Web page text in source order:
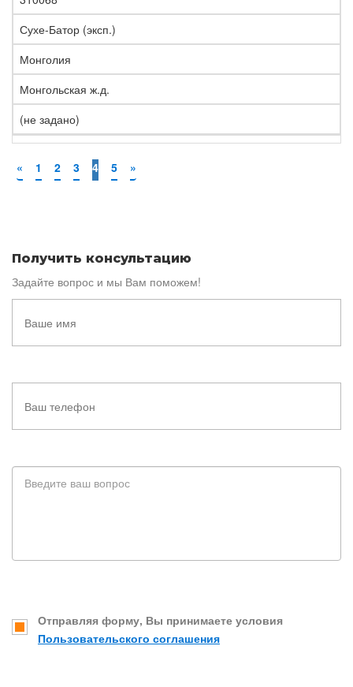
Сухе-Батор (эксп.)
Монголия
Монгольская ж.д.
(не задано)
« 1 2 3 4 5 »
Получить консультацию
Задайте вопрос и мы Вам поможем!
Отправляя форму, Вы принимаете условия
Пользовательского соглашения